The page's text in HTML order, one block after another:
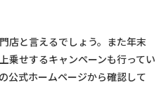
店と言えるでしょう。また年末
乗せするキャンペーンも行ってい
公式ホームページから確認して